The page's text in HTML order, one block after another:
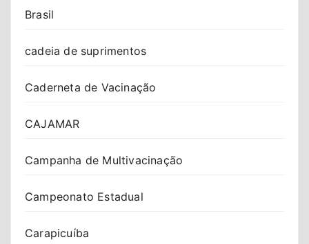
Brasil
cadeia de suprimentos
Caderneta de Vacinação
CAJAMAR
Campanha de Multivacinação
Campeonato Estadual
Carapicuíba